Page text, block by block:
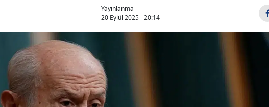
Aydın
Yayınlanma
20 Eylül 2025 - 20:14